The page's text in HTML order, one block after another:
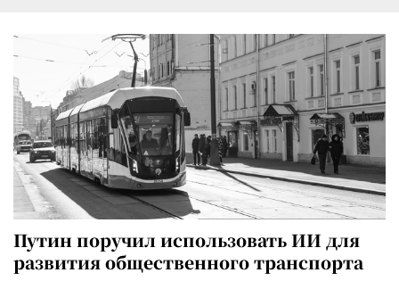
Путин поручил использовать ИИ для
развития общественного транспорта